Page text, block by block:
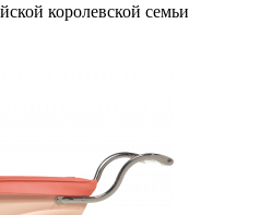
королевской семьи